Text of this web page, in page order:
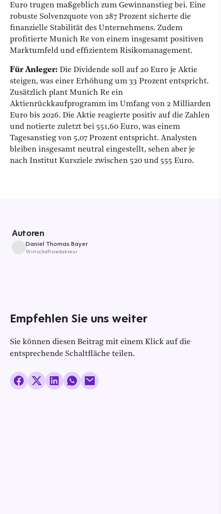
Euro trugen maßgeblich zum Gewinnanstieg bei. Eine
robuste Solvenzquote von 287 Prozent sicherte die
finanzielle Stabilität des Unternehmens. Zudem
profitierte Munich Re von einem insgesamt positiven
Marktumfeld und effizientem Risikomanagement.
Für Anleger: Die Dividende soll auf 20 Euro je Aktie
steigen, was einer Erhöhung um 33 Prozent entspricht.
Zusätzlich plant Munich Re ein
Aktienrückkaufprogramm im Umfang von 2 Milliarden
Euro bis 2026. Die Aktie reagierte positiv auf die Zahlen
und notierte zuletzt bei 551,60 Euro, was einem
Tagesanstieg von 5,07 Prozent entspricht. Analysten
bleiben insgesamt neutral eingestellt, sehen aber je
nach Institut Kursziele zwischen 520 und 555 Euro.
Autoren
Daniel Thomas Bayer
Wirtschaftsredakteur
Empfehlen Sie uns weiter
Sie können diesen Beitrag mit einem Klick auf die
entsprechende Schaltfläche teilen.